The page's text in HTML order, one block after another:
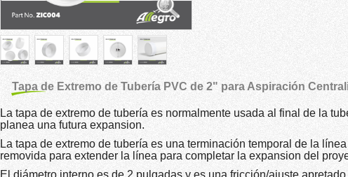
Tapa de Extremo de Tubería PVC de 2" para Aspiración
La tapa de extremo de tubería es normalmente usada al final de la
planea una futura expansion.
La tapa de extremo de tubería es una terminación temporal de la
removida para extender la línea para completar la expansion del